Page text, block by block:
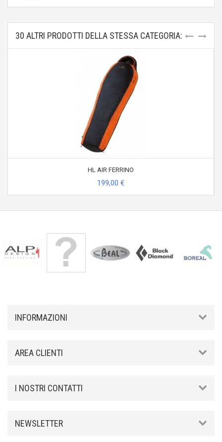
30 ALTRI PRODOTTI DELLA STESSA CATEGORIA:
HL AIR FERRINO
199,00 €
INFORMAZIONI
AREA CLIENTI
I NOSTRI CONTATTI
NEWSLETTER